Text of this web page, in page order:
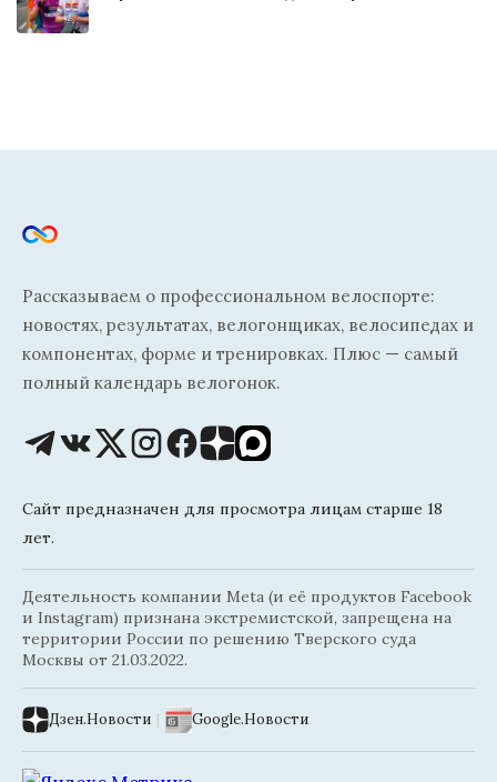
Рассказываем о профессиональном велоспорте:
новостях, результатах, велогонщиках, велосипедах и
компонентах, форме и тренировках. Плюс — самый
полный календарь велогонок.
Сайт предназначен для просмотра лицам старше 18
лет.
Деятельность компании Meta (и её продуктов Facebook
и Instagram) признана экстремистской, запрещена на
территории России по решению Тверского суда
Москвы от 21.03.2022.
Дзен.Новости | Google.Новости